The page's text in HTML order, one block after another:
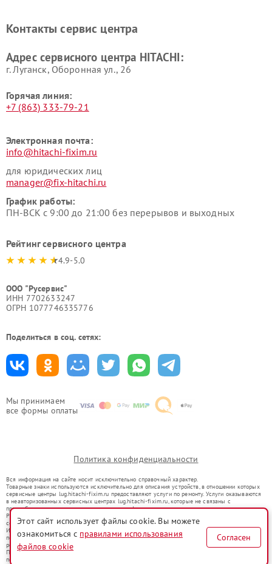
Мы принимаем
все формы оплаты
данных HITACHI
HITACHI
HITACHI
HITACHI
Контакты сервис центра
Адрес сервисного центра HITACHI:
г. Луганск, Оборонная ул., 26
Горячая линия:
+7 (863) 333-79-21
Электронная почта:
info@hitachi-fixim.ru
для юридических лиц
manager@fix-hitachi.ru
График работы:
ПН-ВСК с 9:00 до 21:00 без перерывов и выходных
Рейтинг сервисного центра
4.9-5.0
ООО "Русервис"
ИНН 7702633247
ОГРН 1077746335776
Поделиться в соц. сетях:
Политика конфиденциальности
Вся информация на сайте носит исключительно справочный характер.
Товарные знаки используются исключительно для описания устройств, в отношении которых
сервисные центры lug.hitachi-fixim.ru предоставляют услуги по ремонту. Услуги оказываются
в неавторизованных сервисных центрах lug.hitachi-fixim.ru, которые не связаны с
правообладателями товарных знаков или их официальными представителями.
Ремонт осуществляется для устройств, уже введенных в гражданский оборот в соответствии
со статьей 1487 ГК РФ.
Использование товарных знаков не преследует цели индивидуализации услуг или введения
потребителей в заблуждение, а служит для информирования о предоставляемых услугах по
ремонту техники указанных брендов.
Представленная на сайте информация не является публичной офертой, определяемой
положениями Статьи 437(2) Гражданского кодекса РФ
Этот сайт использует файлы cookie. Вы можете
ознакомиться с правилами использования
файлов cookie
Согласен